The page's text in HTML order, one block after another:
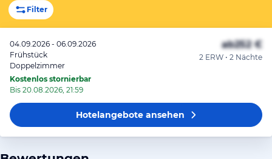
Filter
04.09.2026 - 06.09.2026
Frühstück
Doppelzimmer
Kostenlos stornierbar
Bis 20.08.2026, 21:59
ab252 €
2 ERW • 2 Nächte
Hotelangeboteansehen